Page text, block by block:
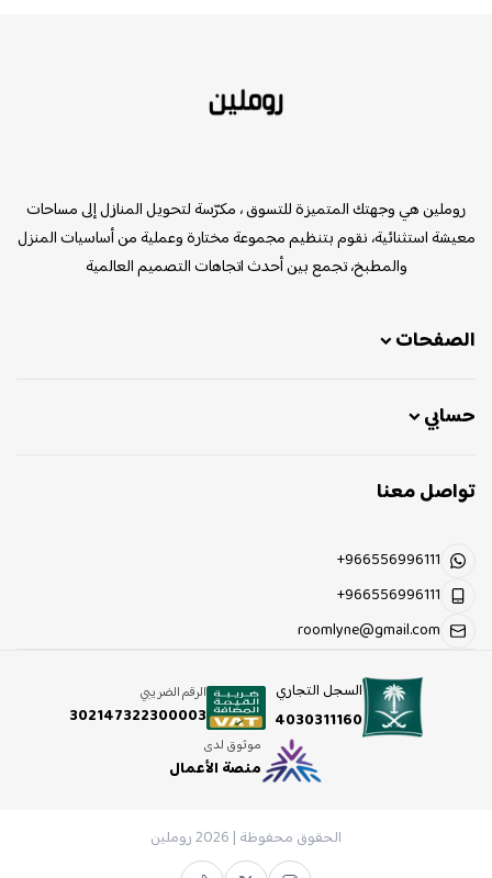
روملين هي وجهتك المتميزة للتسوق ، مكرّسة لتحويل المنازل إلى مساحات
معيشة استثنائية، نقوم بتنظيم مجموعة مختارة وعملية من أساسيات المنزل
والمطبخ، تجمع بين أحدث اتجاهات التصميم العالمية
الصفحات
حسابي
تواصل معنا
+966556996111
+966556996111
roomlyne@gmail.com
السجل التجاري
4030311160
الرقم الضريبي
302147322300003
موثوق لدى
منصة الأعمال
الحقوق محفوظة | 2026 روملين